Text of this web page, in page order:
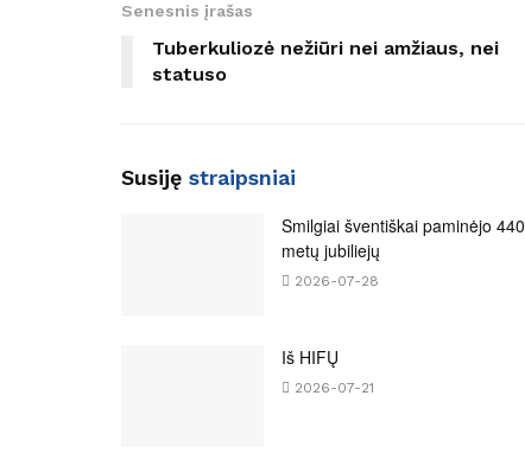
Senesnis įrašas
Tuberkuliozė nežiūri nei amžiaus, nei
statuso
Susiję straipsniai
Smilgiai šventiškai paminėjo 440
metų jubiliejų
2026-07-28
Iš HIFŲ
2026-07-21